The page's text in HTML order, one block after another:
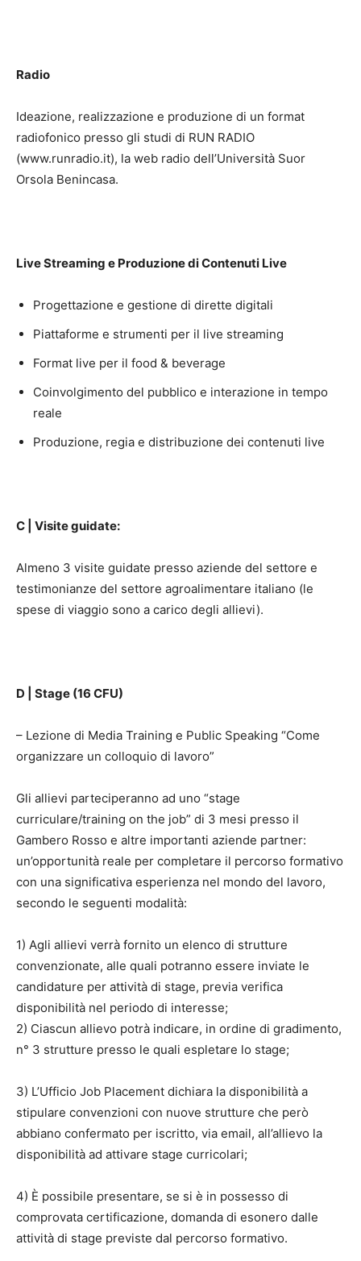
Radio
Ideazione, realizzazione e produzione di un format
radiofonico presso gli studi di RUN RADIO
(www.runradio.it), la web radio dell’Università Suor
Orsola Benincasa.
Live Streaming e Produzione di Contenuti Live
Progettazione e gestione di dirette digitali
Piattaforme e strumenti per il live streaming
Format live per il food & beverage
Coinvolgimento del pubblico e interazione in tempo
reale
Produzione, regia e distribuzione dei contenuti live
C | Visite guidate:
Almeno 3 visite guidate presso aziende del settore e
testimonianze del settore agroalimentare italiano (le
spese di viaggio sono a carico degli allievi).
D | Stage (16 CFU)
– Lezione di Media Training e Public Speaking “Come
organizzare un colloquio di lavoro”
Gli allievi parteciperanno ad uno “stage
curriculare/training on the job” di 3 mesi presso il
Gambero Rosso e altre importanti aziende partner:
un’opportunità reale per completare il percorso formativo
con una significativa esperienza nel mondo del lavoro,
secondo le seguenti modalità:
1) Agli allievi verrà fornito un elenco di strutture
convenzionate, alle quali potranno essere inviate le
candidature per attività di stage, previa verifica
disponibilità nel periodo di interesse;
2) Ciascun allievo potrà indicare, in ordine di gradimento,
n° 3 strutture presso le quali espletare lo stage;
3) L’Ufficio Job Placement dichiara la disponibilità a
stipulare convenzioni con nuove strutture che però
abbiano confermato per iscritto, via email, all’allievo la
disponibilità ad attivare stage curricolari;
4) È possibile presentare, se si è in possesso di
comprovata certificazione, domanda di esonero dalle
attività di stage previste dal percorso formativo.